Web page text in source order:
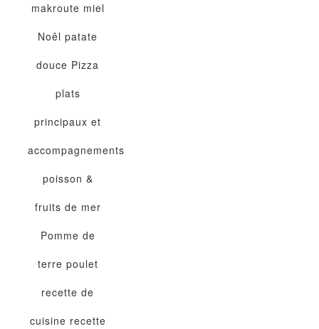
makroute miel
Noêl patate
douce Pizza
plats
principaux et
accompagnements
poisson &
fruits de mer
Pomme de
terre poulet
recette de
cuisine recette